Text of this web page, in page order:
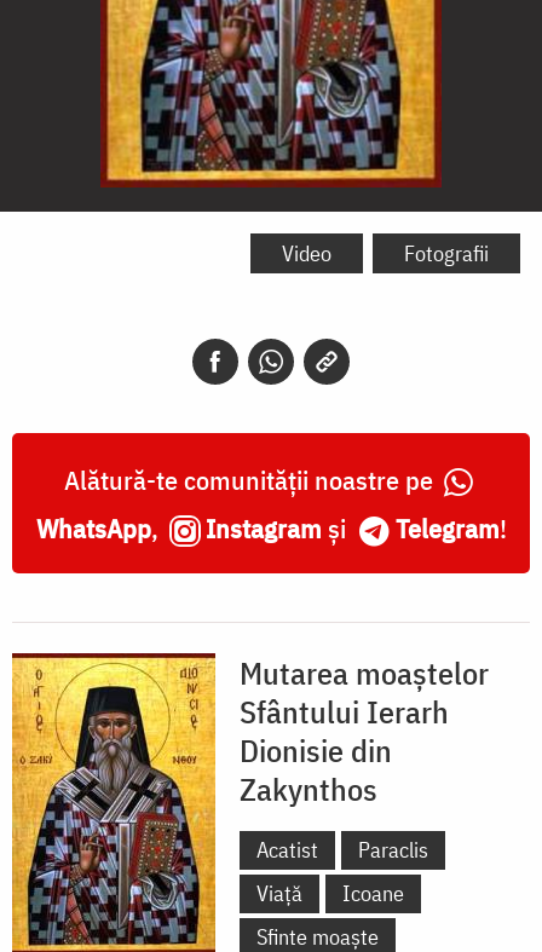
Sfântul
Video Fotografii
Alătură-te comunității noastre pe
WhatsApp, Instagram și Telegram!
Mutarea moaștelor
Sfântului Ierarh
Dionisie din
Zakynthos
Acatist
Paraclis
Viață
Icoane
Sfinte moaște